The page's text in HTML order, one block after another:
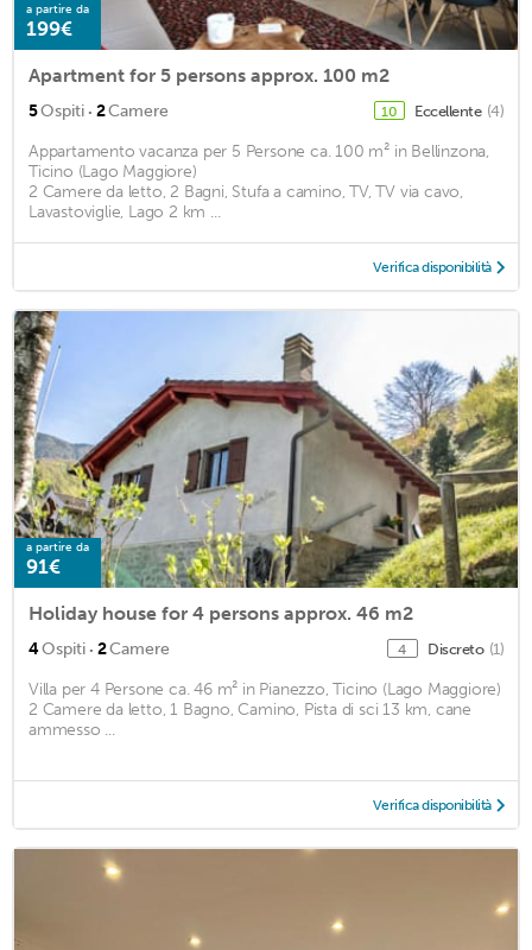
a partire da
199€
Apartment for 5 persons approx. 100 m2
5Ospiti · 2Camere 10 Eccellente (4)
Appartamento vacanza per 5 Persone ca. 100 m² in Bellinzona,
Ticino (Lago Maggiore)
2 Camere da letto, 2 Bagni, Stufa a camino, TV, TV via cavo,
Lavastoviglie, Lago 2 km ...
Verifica disponibilità
a partire da
91€
Holiday house for 4 persons approx. 46 m2
4Ospiti · 2Camere 4 Discreto (1)
Villa per 4 Persone ca. 46 m² in Pianezzo, Ticino (Lago Maggiore)
2 Camere da letto, 1 Bagno, Camino, Pista di sci 13 km, cane
ammesso ...
Verifica disponibilità